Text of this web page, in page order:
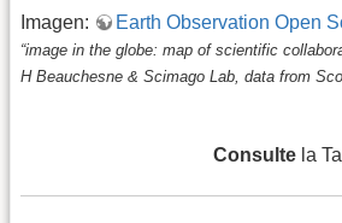
Imagen: Earth Observation Open
“image in the globe: map of scientific
H Beauchesne & Scimago Lab, data from
Consulte la